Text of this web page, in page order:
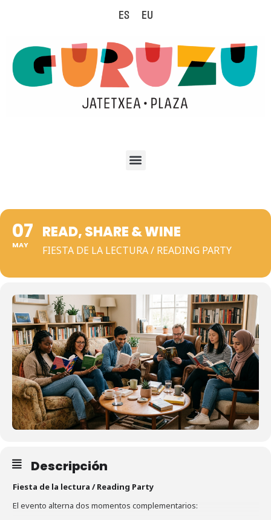
ES EU
07
MAY
READ, SHARE & WINE
FIESTA DE LA LECTURA / READING PARTY
Descripción
Fiesta de la lectura / Reading Party
El evento alterna dos momentos complementarios: